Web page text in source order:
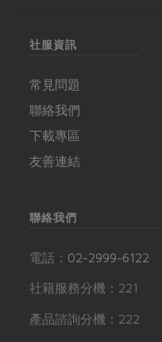
社服資訊
常見問題
聯絡我們
下載專區
友善連結
聯絡我們
電話： 02-2999-6122
社籍服務分機：221
產品諮詢分機：222